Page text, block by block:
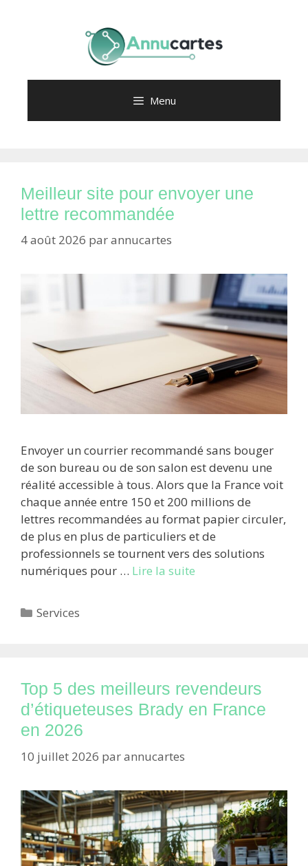
Menu
Meilleur site pour envoyer une
lettre recommandée
4 août 2026 parannucartes
Envoyer un courrier recommandé sans bouger
de son bureau ou de son salon est devenu une
réalité accessible à tous. Alors que la France voit
chaque année entre 150 et 200 millions de
lettres recommandées au format papier circuler,
de plus en plus de particuliers et de
professionnels se tournent vers des solutions
numériques pour … Lire la suite
Catégories
Services
Top 5 des meilleurs revendeurs
d’étiqueteuses Brady en France
en 2026
10 juillet 2026 parannucartes